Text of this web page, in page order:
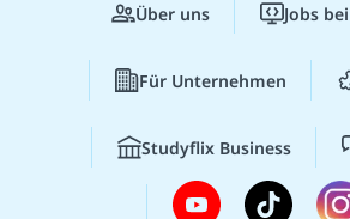
Über uns Jobs
Für Unternehmen
Studyflix Business